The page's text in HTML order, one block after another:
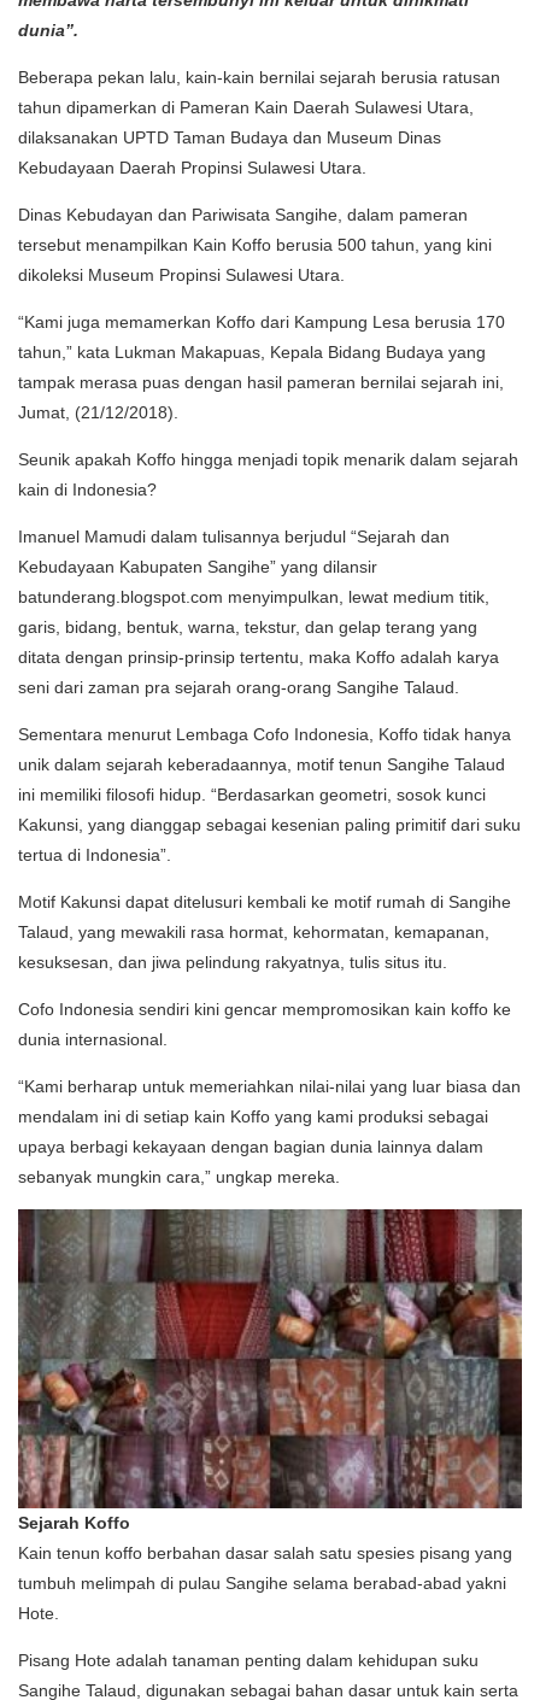
dunia”.
Beberapa pekan lalu, kain-kain bernilai sejarah berusia ratusan
tahun dipamerkan di Pameran Kain Daerah Sulawesi Utara,
dilaksanakan UPTD Taman Budaya dan Museum Dinas
Kebudayaan Daerah Propinsi Sulawesi Utara.
Dinas Kebudayan dan Pariwisata Sangihe, dalam pameran
tersebut menampilkan Kain Koffo berusia 500 tahun, yang kini
dikoleksi Museum Propinsi Sulawesi Utara.
“Kami juga memamerkan Koffo dari Kampung Lesa berusia 170
tahun,” kata Lukman Makapuas, Kepala Bidang Budaya yang
tampak merasa puas dengan hasil pameran bernilai sejarah ini,
Jumat, (21/12/2018).
Seunik apakah Koffo hingga menjadi topik menarik dalam sejarah
kain di Indonesia?
Imanuel Mamudi dalam tulisannya berjudul “Sejarah dan
Kebudayaan Kabupaten Sangihe” yang dilansir
batunderang.blogspot.com menyimpulkan, lewat medium titik,
garis, bidang, bentuk, warna, tekstur, dan gelap terang yang
ditata dengan prinsip-prinsip tertentu, maka Koffo adalah karya
seni dari zaman pra sejarah orang-orang Sangihe Talaud.
Sementara menurut Lembaga Cofo Indonesia, Koffo tidak hanya
unik dalam sejarah keberadaannya, motif tenun Sangihe Talaud
ini memiliki filosofi hidup. “Berdasarkan geometri, sosok kunci
Kakunsi, yang dianggap sebagai kesenian paling primitif dari suku
tertua di Indonesia”.
Motif Kakunsi dapat ditelusuri kembali ke motif rumah di Sangihe
Talaud, yang mewakili rasa hormat, kehormatan, kemapanan,
kesuksesan, dan jiwa pelindung rakyatnya, tulis situs itu.
Cofo Indonesia sendiri kini gencar mempromosikan kain koffo ke
dunia internasional.
“Kami berharap untuk memeriahkan nilai-nilai yang luar biasa dan
mendalam ini di setiap kain Koffo yang kami produksi sebagai
upaya berbagi kekayaan dengan bagian dunia lainnya dalam
sebanyak mungkin cara,” ungkap mereka.
Sejarah Koffo
Kain tenun koffo berbahan dasar salah satu spesies pisang yang
tumbuh melimpah di pulau Sangihe selama berabad-abad yakni
Hote.
Pisang Hote adalah tanaman penting dalam kehidupan suku
Sangihe Talaud, digunakan sebagai bahan dasar untuk kain serta